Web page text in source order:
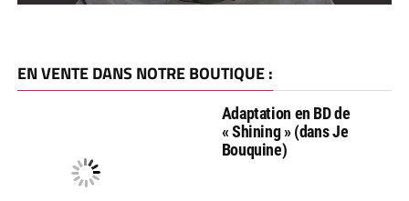
EN VENTE DANS NOTRE BOUTIQUE :
Adaptation en BD de
« Shining » (dans Je
Bouquine)